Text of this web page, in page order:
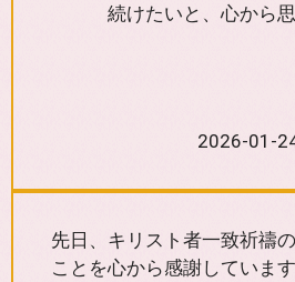
続けたいと、心から思
2026-01-
先日、キリスト者一致祈禱
ことを心から感謝していま